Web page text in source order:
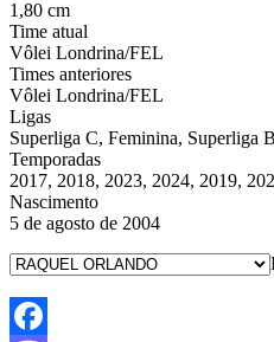
1,80 cm
Time atual
Vôlei Londrina/FEL
Times anteriores
Vôlei Londrina/FEL
Ligas
Superliga C, Feminina, Superliga B
Temporadas
2017, 2018, 2023, 2024, 2019,
Nascimento
5 de agosto de 2004